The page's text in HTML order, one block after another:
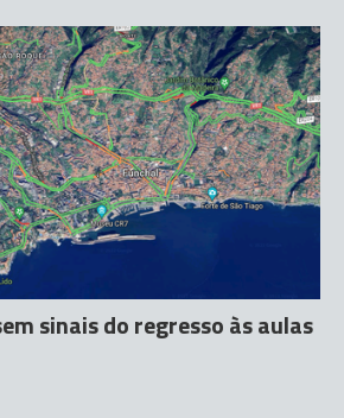
sinais do regresso às aulas